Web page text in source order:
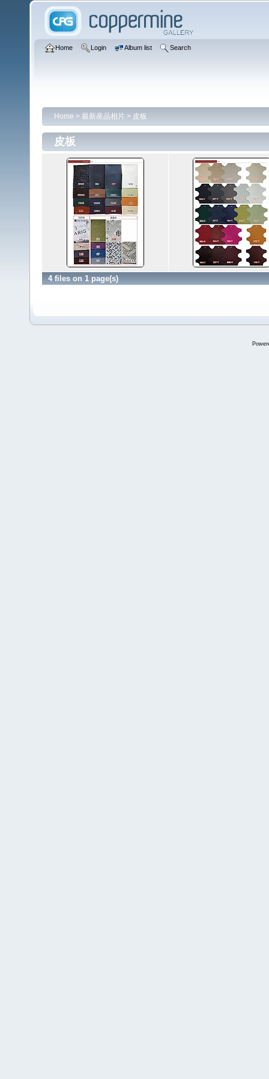
Home Login Album list Search
Home > 最新産品相片 > 皮板
皮板
4 files on 1 page(s)